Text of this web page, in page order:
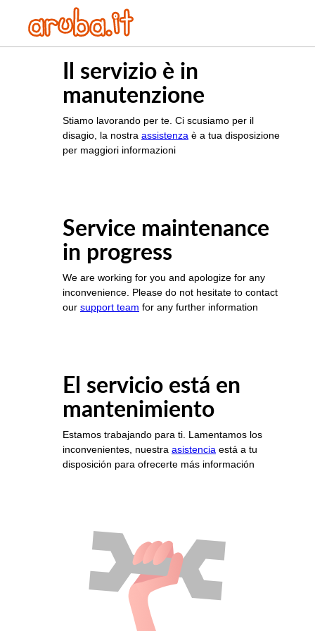
Il servizio è in
manutenzione
Stiamo lavorando per te. Ci scusiamo per il
disagio, la nostra assistenza è a tua disposizione
per maggiori informazioni
Service maintenance
in progress
We are working for you and apologize for any
inconvenience. Please do not hesitate to contact
our support team for any further information
El servicio está en
mantenimiento
Estamos trabajando para ti. Lamentamos los
inconvenientes, nuestra asistencia está a tu
disposición para ofrecerte más información